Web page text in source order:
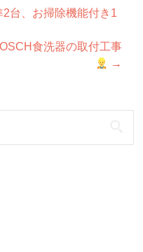
台、お掃除機能付き1
食洗器の取付工事
→